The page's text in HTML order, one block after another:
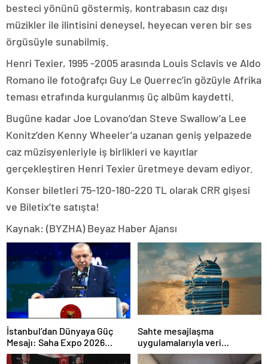
besteci yönünü göstermiş, kontrabasın caz dışı
müzikler ile ilintisini deneysel, heyecan veren bir ses
örgüsüyle sunabilmiş.
Henri Texier, 1995 -2005 arasında Louis Sclavis ve Aldo
Romano ile fotoğrafçı Guy Le Querrec’in gözüyle Afrika
teması etrafında kurgulanmış üç albüm kaydetti.
Bugüne kadar Joe Lovano’dan Steve Swallow’a Lee
Konitz’den Kenny Wheeler’a uzanan geniş yelpazede
caz müzisyenleriyle iş birlikleri ve kayıtlar
gerçekleştiren Henri Texier üretmeye devam ediyor.
Konser biletleri 75-120-180-220 TL olarak CRR gişesi
ve Biletix’te satışta!
Kaynak: (BYZHA) Beyaz Haber Ajansı
İstanbul’dan Dünyaya Güç
Mesajı: Saha Expo 2026
Rekorlarla Kapılarını Kapattı
Sahte mesajlaşma
uygulamalarıyla veri
sızdırıyorlar- Haber Şafak